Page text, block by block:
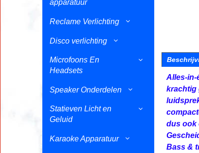
apparatuur
Reclame Verlichting
Disco verlichting
Microfoons En
Headsets
Speaker Onderdelen
Statieven Licht en
Geluid
Karaoke Apparatuur
Alles-in-
krachtig
dus ook
Bass &